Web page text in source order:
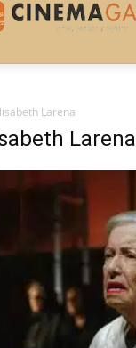
Larena
Larena